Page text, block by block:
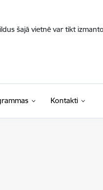
šajā vietnē var tikt
Kontakti